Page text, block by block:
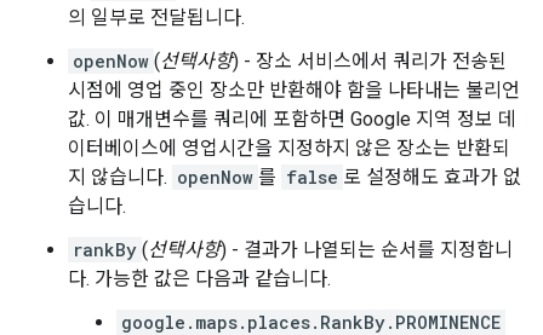
의 일부로 전달됩니다.
openNow (선택사항) - 장소 서비스에서 쿼리가 전송된
시점에 영업 중인 장소만 반환해야 함을 나타내는 불리언
값. 이 매개변수를 쿼리에 포함하면 Google 지역 정보 데
이터베이스에 영업시간을 지정하지 않은 장소는 반환되
지 않습니다. openNow 를 false 로 설정해도 효과가 없
습니다.
rankBy (선택사항) - 결과가 나열되는 순서를 지정합니
다. 가능한 값은 다음과 같습니다.
google.maps.places.RankBy.PROMINENCE